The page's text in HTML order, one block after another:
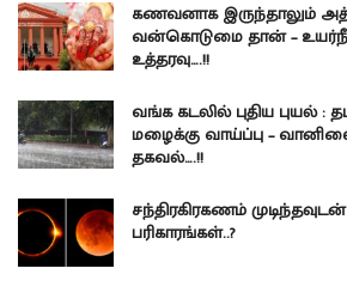
கணவனாக இருந்தாலும்
வன்கொடுமை தான் –
உத்தரவு….!!
வங்க கடலில் புதிய புயல் :
மழைக்கு வாய்ப்பு –
தகவல்….!!
சந்திரகிரகணம்
பரிகாரங்கள்..?